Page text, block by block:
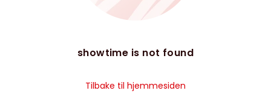
showtime is not found
Tilbake til hjemmesiden